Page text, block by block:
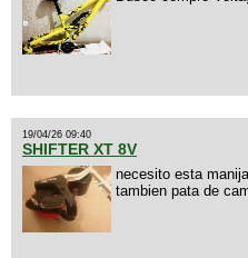
19/04/26 09:40
SHIFTER XT 8V
necesito esta
tambien pata de